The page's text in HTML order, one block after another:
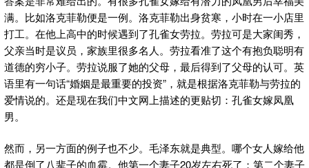
满。比如洛克菲勒便是一例。洛克菲勒出身贫寒，小时在一小店里
打工。在他上高中的时候遇到了孔雀女劳拉。劳拉可是大家闺秀，
父亲当时是议员，家族里很多名人。劳拉看准了这个有抱负聪明有
道德的穷小子。劳拉说服了她的父母，最后得到了父母的认可。英
语里有一句话“婚姻是最重要的投资”，就是根据洛克菲勒与劳拉的
爱情说的。还是现在我们中文网上描述的更贴切：孔雀女嫁凤凰
男。
然而，另一方面的例子也不少。毛泽东就是典型。哪个女人嫁给他
都是倒了八辈子的血霉。他第一个妻子20岁左右死了；第二个妻子